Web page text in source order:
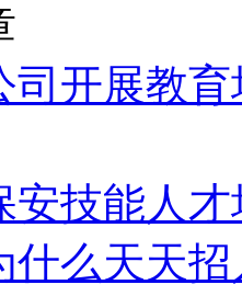
司开展教
安技能人
什么天天招